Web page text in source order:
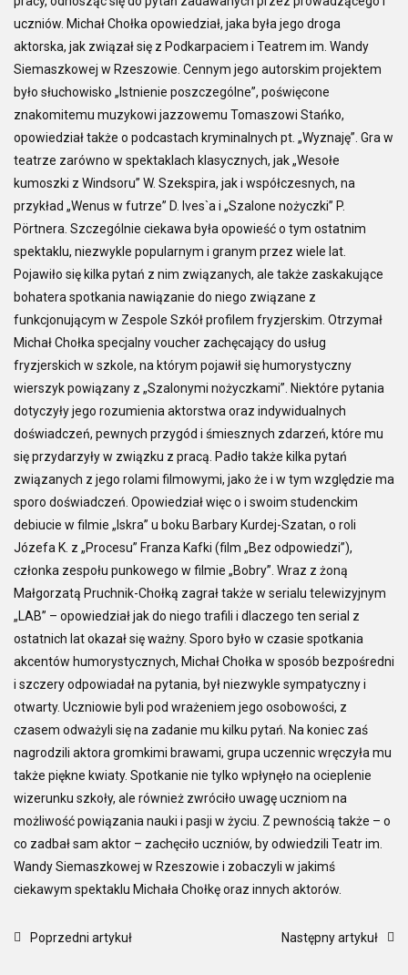
uczniów. Michał Chołka opowiedział, jaka była jego droga
aktorska, jak związał się z Podkarpaciem i Teatrem im. Wandy
Siemaszkowej w Rzeszowie. Cennym jego autorskim projektem
było słuchowisko „Istnienie poszczególne”, poświęcone
znakomitemu muzykowi jazzowemu Tomaszowi Stańko,
opowiedział także o podcastach kryminalnych pt. „Wyznaję”. Gra w
teatrze zarówno w spektaklach klasycznych, jak „Wesołe
kumoszki z Windsoru” W. Szekspira, jak i współczesnych, na
przykład „Wenus w futrze” D. Ives`a i „Szalone nożyczki” P.
Pörtnera. Szczególnie ciekawa była opowieść o tym ostatnim
spektaklu, niezwykle popularnym i granym przez wiele lat.
Pojawiło się kilka pytań z nim związanych, ale także zaskakujące
bohatera spotkania nawiązanie do niego związane z
funkcjonującym w Zespole Szkół profilem fryzjerskim. Otrzymał
Michał Chołka specjalny voucher zachęcający do usług
fryzjerskich w szkole, na którym pojawił się humorystyczny
wierszyk powiązany z „Szalonymi nożyczkami”. Niektóre pytania
dotyczyły jego rozumienia aktorstwa oraz indywidualnych
doświadczeń, pewnych przygód i śmiesznych zdarzeń, które mu
się przydarzyły w związku z pracą. Padło także kilka pytań
związanych z jego rolami filmowymi, jako że i w tym względzie ma
sporo doświadczeń. Opowiedział więc o i swoim studenckim
debiucie w filmie „Iskra” u boku Barbary Kurdej-Szatan, o roli
Józefa K. z „Procesu” Franza Kafki (film „Bez odpowiedzi”),
członka zespołu punkowego w filmie „Bobry”. Wraz z żoną
Małgorzatą Pruchnik-Chołką zagrał także w serialu telewizyjnym
„LAB” – opowiedział jak do niego trafili i dlaczego ten serial z
ostatnich lat okazał się ważny. Sporo było w czasie spotkania
akcentów humorystycznych, Michał Chołka w sposób bezpośredni
i szczery odpowiadał na pytania, był niezwykle sympatyczny i
otwarty. Uczniowie byli pod wrażeniem jego osobowości, z
czasem odważyli się na zadanie mu kilku pytań. Na koniec zaś
nagrodzili aktora gromkimi brawami, grupa uczennic wręczyła mu
także piękne kwiaty. Spotkanie nie tylko wpłynęło na ocieplenie
wizerunku szkoły, ale również zwróciło uwagę uczniom na
możliwość powiązania nauki i pasji w życiu. Z pewnością także – o
co zadbał sam aktor – zachęciło uczniów, by odwiedzili Teatr im.
Wandy Siemaszkowej w Rzeszowie i zobaczyli w jakimś
ciekawym spektaklu Michała Chołkę oraz innych aktorów.
Poprzedni artykuł Następny artykuł